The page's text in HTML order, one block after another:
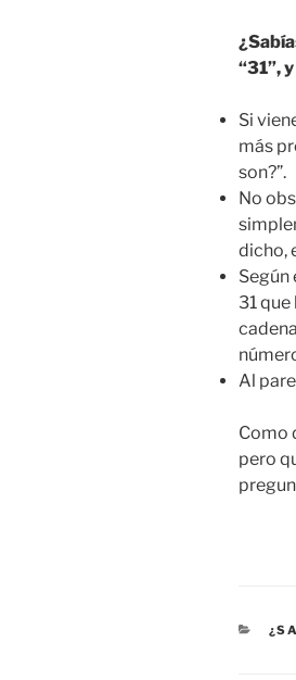
“31”,
Si
más
son?”.
No
dicho,
Según
31
Al
Como
pero